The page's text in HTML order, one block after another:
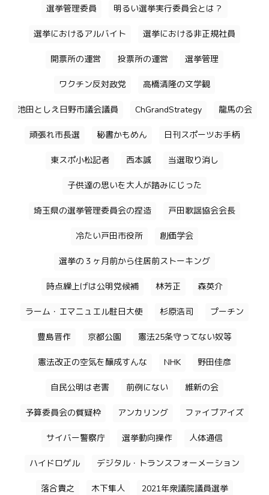
選挙管理委員 明るい選挙実行委員会とは？
選挙におけるアルバイト 選挙における非正規社員
開票所の運営 投票所の運営 選挙管理
ワクチン反対政党 高橋清隆の文学観
池田としえ日野市議会議員 ChGrandStrategy 龍馬の会
頑張れ市長選 秘書かもめん 日刊スポーツお手柄
東スポ小松記者 西本誠 当選取り消し
子供達の思いを大人が踏みにじった
埼玉県の選挙管理委員会の捏造 戸田歌謡協会会長
冷たい戸田市役所 創価学会
選挙の３ヶ月前から住居前ストーキング
時点繰上げは公明党候補 林芳正 森英介
ラーム・エマニュエル駐日大使 杉原浩司 プーチン
豊島晋作 京都公園 憲法25条守ってない奴等
憲法改正の空気を醸成すんな NHK 野田佳彦
自民公明は老害 前例にない 維新の会
予算委員会の質疑枠 アンカリング ファイブアイズ
サイバー警察庁 選挙動向操作 人体通信
ハイドロゲル デジタル・トランスフォーメーション
落合貴之 木下隼人 2021年衆議院議員選挙